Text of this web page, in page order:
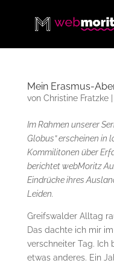
Mein Erasmus-
von Christine Fratzke|
Im Rahmen unserer
Globus” erscheinen in
Kommilitonen über
berichtet webMoritz
Eindrücke ihres
Leiden.
Greifswalder Alltag
Das dachte ich mir
verschneiter Tag. Ich
etwas anderes. Ein